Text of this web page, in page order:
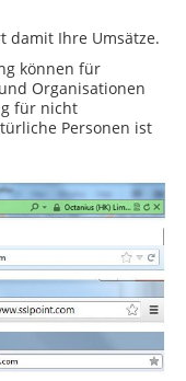
damit Ihre Umsätze.
können für
Organisationen
für nicht
Personen ist